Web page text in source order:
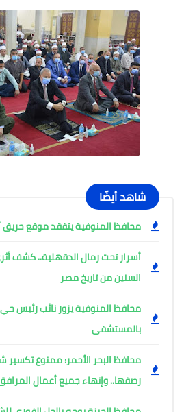
شاهد أيضًا
محافظ المنوفية يتفقد موقع حريق
أسرار تحت رمال الدقهلية.. كشف
السنين من تاريخ مصر
محافظ المنوفية يزور نائب رئيس
بالمستشفى
محافظ البحر الأحمر: ممنوع تكسير
رصفها.. وإنهاء جميع أعمال